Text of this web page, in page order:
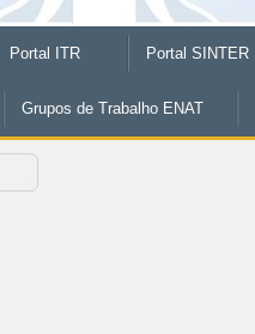
Portal ITR Portal SINTER
Grupos de Trabalho ENAT